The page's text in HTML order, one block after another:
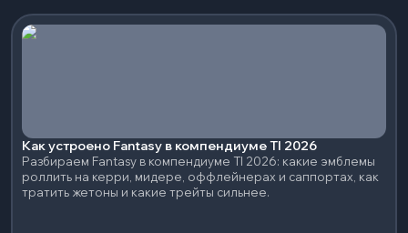
Как устроено Fantasy в компендиуме TI 2026
Разбираем Fantasy в компендиуме TI 2026: какие эмблемы
роллить на керри, мидере, оффлейнерах и саппортах, как
тратить жетоны и какие трейты сильнее.